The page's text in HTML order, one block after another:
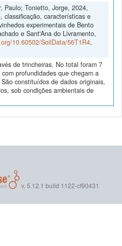
Paulo; Tonietto, Jorge, 2024,
classificação, características e
experimentais de Bento
e Sant'Ana do Livramento,
10.60502/SoilData/56T1R4,
de trincheiras. No total foram 7
profundidades que chegam a
constituídos de dados originais,
sob condições ambientais de
v. 5.12.1 build 1122-cf90431